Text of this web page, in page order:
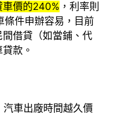
車價的240% ，利率則
條件申辦容易，目前
借貸（如當鋪、代
款。
車出廠時間越久價